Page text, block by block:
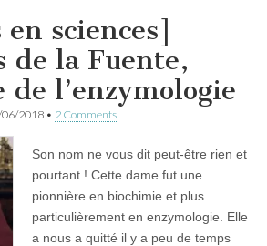
sciences]
de la Fuente,
l’enzymologie
2018 • 2 Comments
Son nom ne vous dit peut-être rien et
pourtant ! Cette dame fut une
pionnière en biochimie et plus
particulièrement en enzymologie. Elle
a nous a quitté il y a peu de temps